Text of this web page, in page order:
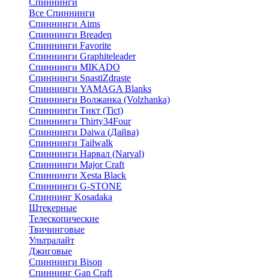
Спиннинги
Все Спиннинги
Спиннинги Aims
Спиннинги Breaden
Спиннинги Favorite
Спиннинги Graphiteleader
Спиннинги MIKADO
Спиннинги SnastiZdraste
Спиннинги YAMAGA Blanks
Спиннинги Волжанка (Volzhanka)
Спиннинги Тикт (Tict)
Спиннинги Thirty34Four
Спиннинги Daiwa (Дайва)
Спиннинги Tailwalk
Спиннинги Нарвал (Narval)
Спиннинги Major Craft
Спиннинги Xesta Black
Спиннинги G-STONE
Спиннинг Kosadaka
Штекерные
Телескопические
Твичинговые
Ультралайт
Джиговые
Спиннинги Bison
Спиннинг Gan Craft